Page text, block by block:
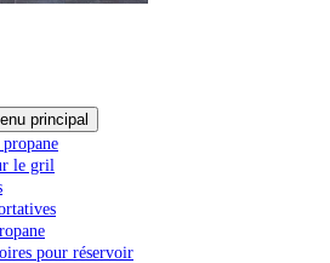
principal
le gril
pour réservoir